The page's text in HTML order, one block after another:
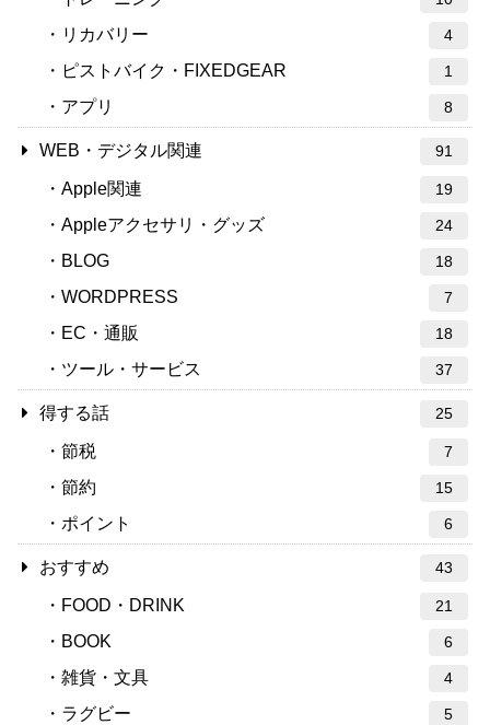
リカバリー 4
ピストバイク・FIXEDGEAR 1
アプリ 8
WEB・デジタル関連 91
Apple関連 19
Appleアクセサリ・グッズ 24
BLOG 18
WORDPRESS 7
EC・通販 18
ツール・サービス 37
得する話 25
節税 7
節約 15
ポイント 6
おすすめ 43
FOOD・DRINK 21
BOOK 6
雑貨・文具 4
ラグビー 5